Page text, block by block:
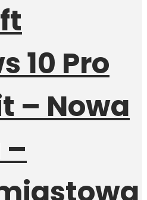
10 Pro
– Nowa